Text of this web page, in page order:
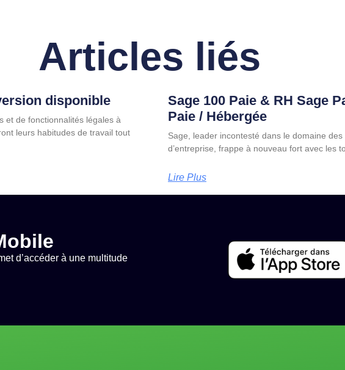
Articles liés
disponible
et de fonctionnalités légales à
leurs habitudes de travail tout
Sage 100 Paie & RH Sage
Paie / Hébergée
Sage, leader incontesté dans le domaine
d’entreprise, frappe à nouveau fort avec les
Lire Plus
d’accéder à une multitude